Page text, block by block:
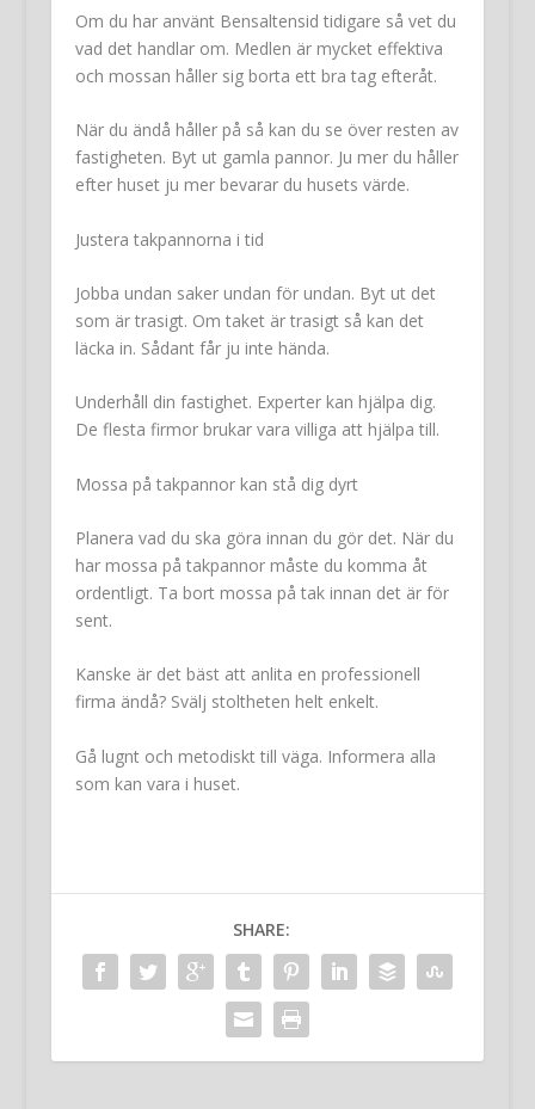
Om du har använt Bensaltensid tidigare så vet du
vad det handlar om. Medlen är mycket effektiva
och mossan håller sig borta ett bra tag efteråt.
När du ändå håller på så kan du se över resten av
fastigheten. Byt ut gamla pannor. Ju mer du håller
efter huset ju mer bevarar du husets värde.
Justera takpannorna i tid
Jobba undan saker undan för undan. Byt ut det
som är trasigt. Om taket är trasigt så kan det
läcka in. Sådant får ju inte hända.
Underhåll din fastighet. Experter kan hjälpa dig.
De flesta firmor brukar vara villiga att hjälpa till.
Mossa på takpannor kan stå dig dyrt
Planera vad du ska göra innan du gör det. När du
har mossa på takpannor måste du komma åt
ordentligt. Ta bort mossa på tak innan det är för
sent.
Kanske är det bäst att anlita en professionell
firma ändå? Svälj stoltheten helt enkelt.
Gå lugnt och metodiskt till väga. Informera alla
som kan vara i huset.
SHARE: